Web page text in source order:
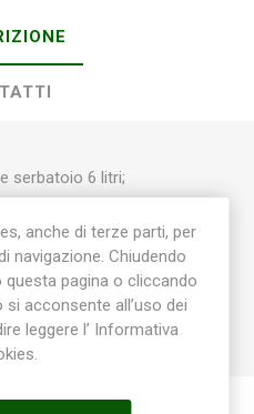
serbatoio 6 litri;
in NBR;
con ugello;
pressione.
anche di terze parti, per
navigazione. Chiudendo
pagina o cliccando
acconsente all’uso dei
leggere l’ Informativa